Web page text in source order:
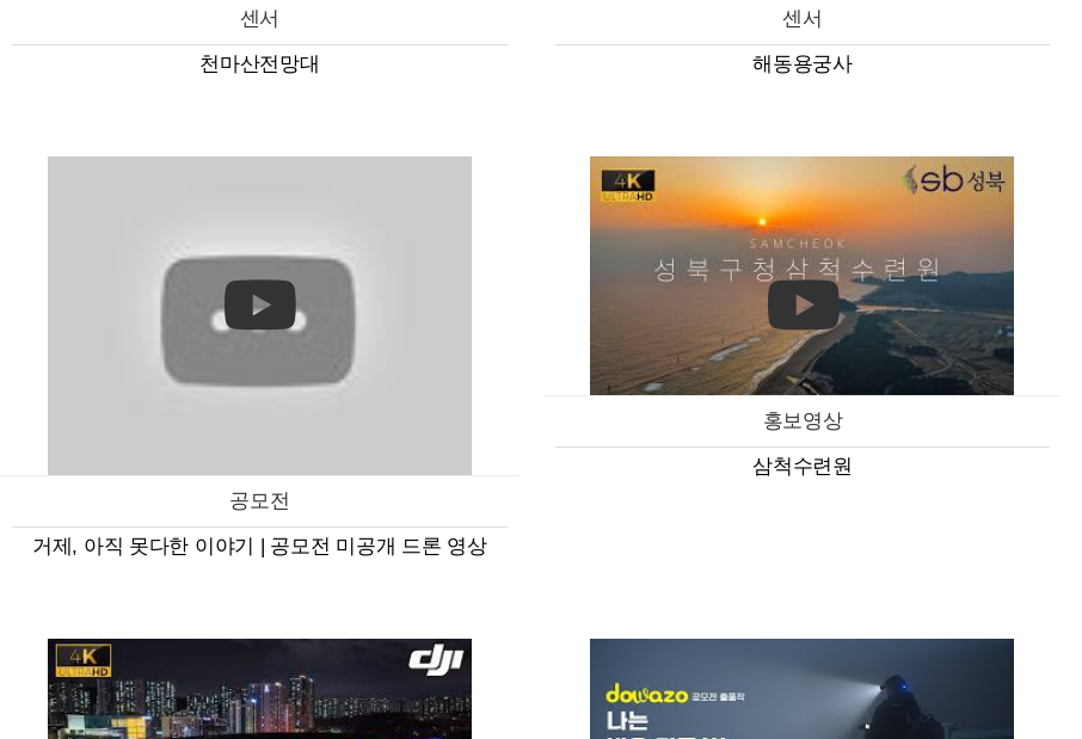
센서
천마산전망대
센서
해동용궁사
공모전
거제, 아직 못다한 이야기 | 공모전 미공개 드론 영상
홍보영상
삼척수련원